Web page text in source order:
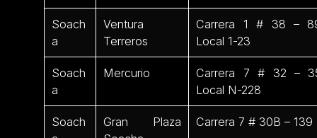
Soach
a
Ventura
Terreros
Carrera 1 # 38 –
Local 1-23
Soach
a
Mercurio
Carrera 7 # 32 –
Local N-228
Soach
Gran Plaza
Carrera 7 # 30B – 139